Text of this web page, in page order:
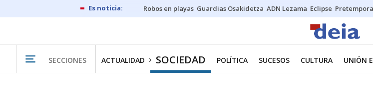
Robos en playas Guardias Osakidetza ADN Lezama Eclipse
SECCIONES ACTUALIDAD SOCIEDAD POLÍTICA SUCESOS CULTURA UNIÓN